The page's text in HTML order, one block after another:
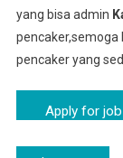
yang bisa admin
pencaker yang